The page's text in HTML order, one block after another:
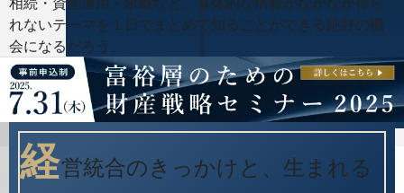
れないテーマを１日でまとめて知ることができる絶好の機
会になるだろう。
経営統合のきっかけと、生まれる